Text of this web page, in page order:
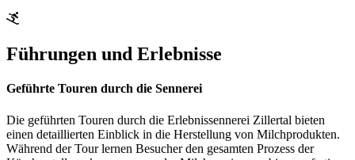
Führungen und Erlebnisse
Geführte Touren durch die Sennerei
Die geführten Touren durch die Erlebnissennerei Zillertal bieten
einen detaillierten Einblick in die Herstellung von Milchprodukten.
Während der Tour lernen Besucher den gesamten Prozess der